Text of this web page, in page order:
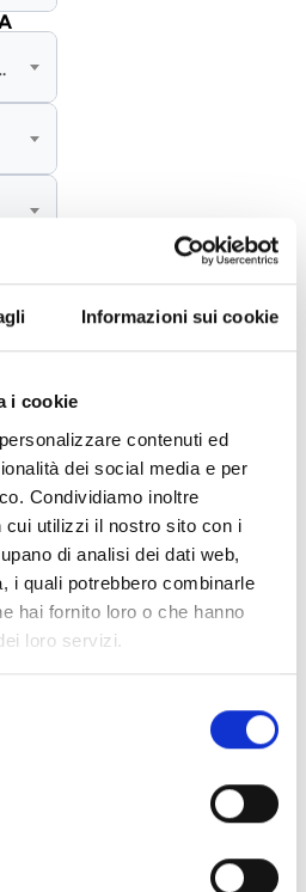
Informazioni sui cookie
i cookie
contenuti ed
dei social media e per
Condividiamo inoltre
cui utilizzi il nostro sito con i
di analisi dei dati web,
i quali potrebbero combinarle
hai fornito loro o che hanno
loro servizi.
- Materiales(47)
de detectores - Materiales
Enea - Materiales (35)
Industrial (17)
los contenidos con el